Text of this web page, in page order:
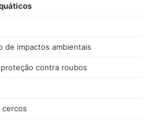
de impactos ambientais
contra roubos
cercos